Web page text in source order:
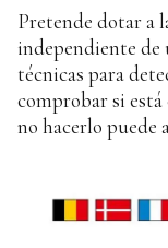
Pretende dotar a
independiente de
técnicas para
comprobar si
no hacerlo puede